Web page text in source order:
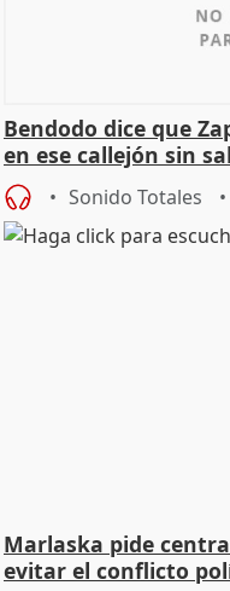
Bendodo dice que
en ese callejón sin
Sonido Totales
Marlaska pide
evitar el conflicto